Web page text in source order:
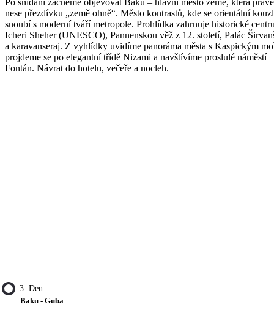
Po snídani začneme objevovat Baku – hlavní město země, která
nese přezdívku „země ohně“. Město kontrastů, kde se orientální
snoubí s moderní tváří metropole. Prohlídka zahrnuje historické
Icheri Sheher (UNESCO), Pannenskou věž z 12. století, Palác
a karavanseraj. Z vyhlídky uvidíme panoráma města s Kaspickým
projdeme se po elegantní třídě Nizami a navštívíme proslulé náměstí
Fontán. Návrat do hotelu, večeře a nocleh.
3. Den
Baku - Guba